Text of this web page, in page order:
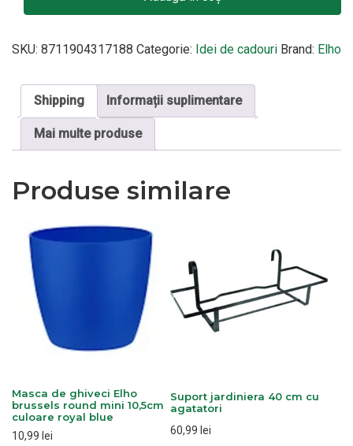
SKU: 8711904317188 Categorie: Idei de cadouri Brand: Elho
Shipping Informații suplimentare
Mai multe produse
Produse similare
Masca de ghiveci Elho
brussels round mini 10,5cm
culoare royal blue
10,99 lei
Suport jardiniera 40 cm cu
agatatori
60,99 lei